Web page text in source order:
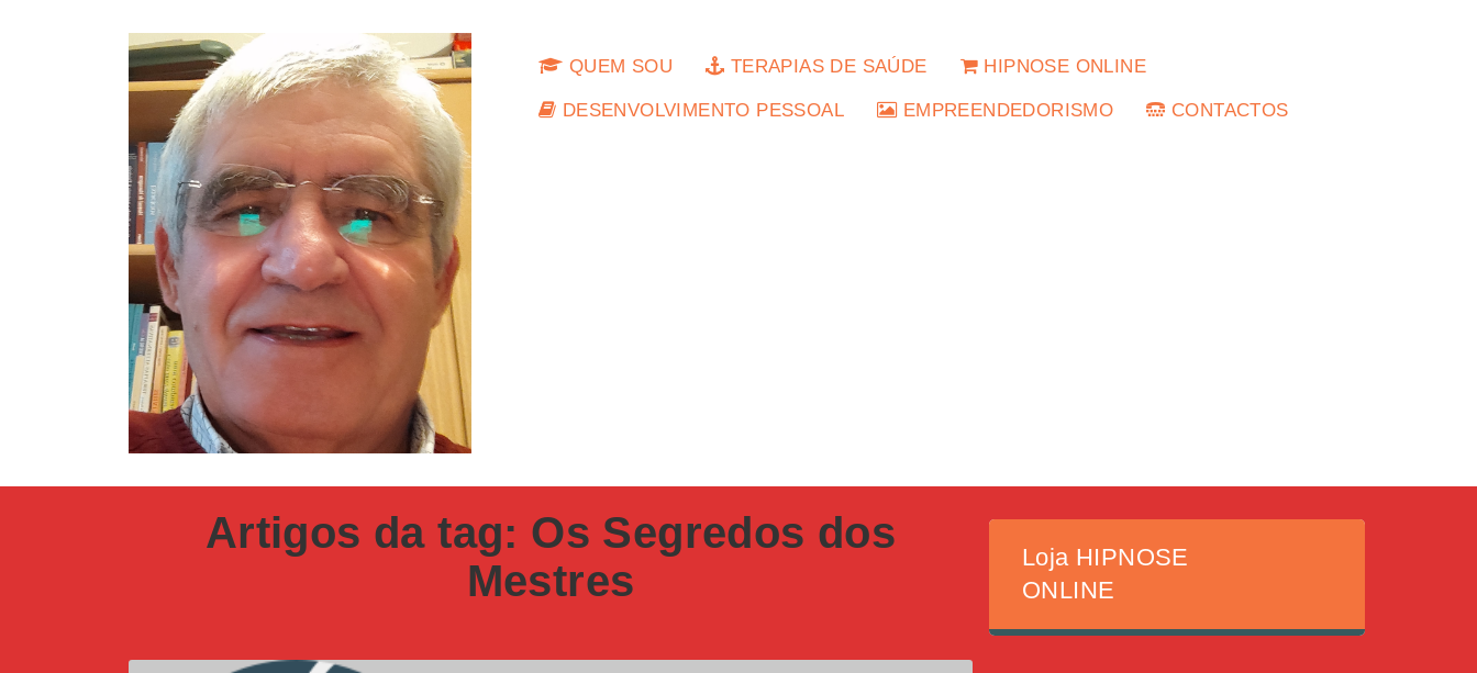
QUEM SOU TERAPIAS DE SAÚDE HIPNOSE ONLINE
DESENVOLVIMENTO PESSOAL EMPREENDEDORISMO CONTACTOS
Artigos da tag: Os Segredos dos
Mestres
Loja HIPNOSE
ONLINE